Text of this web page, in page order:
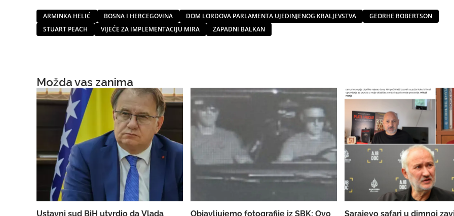
ARMINKA HELIĆ BOSNA I HERCEGOVINA DOM LORDOVA PARLAMENTA UJEDINJENOG KRALJEVSTVA
GEORHE ROBERTSON
STUART PEACH
VIJEĆE ZA IMPLEMENTACIJU MIRA ZAPADNI BALKAN
Možda vas zanima
Ustavni sud BiH utvrdio da Vlada Objavljujemo fotografije iz SBK: Ovo Sarajevo safari u dimnoj